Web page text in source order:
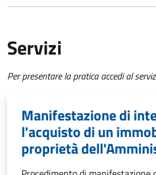
Servizi
Per presentare la pratica accedi al
Manifestazione di
l'acquisto di un
proprietà